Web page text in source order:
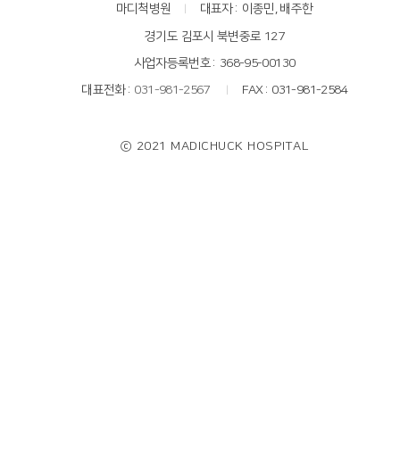
마디척병원 대표자
이종민, 배주한
경기도 김포시 북변중로 127
사업자등록번호
368-95-00130
대표전화
031-981-2567 FAX 031-981-2584
ⓒ 2021 MADICHUCK HOSPITAL